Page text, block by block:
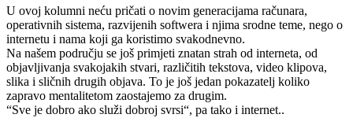
U ovoj kolumni neću pričati o novim generacijama računara,
operativnih sistema, razvijenih softwera i njima srodne teme, nego o
internetu i nama koji ga koristimo svakodnevno.
Na našem području se još primjeti znatan strah od interneta, od
objavljivanja svakojakih stvari, različitih tekstova, video klipova,
slika i sličnih drugih objava. To je još jedan pokazatelj koliko
zapravo mentalitetom zaostajemo za drugim.
“Sve je dobro ako služi dobroj svrsi“, pa tako i internet..